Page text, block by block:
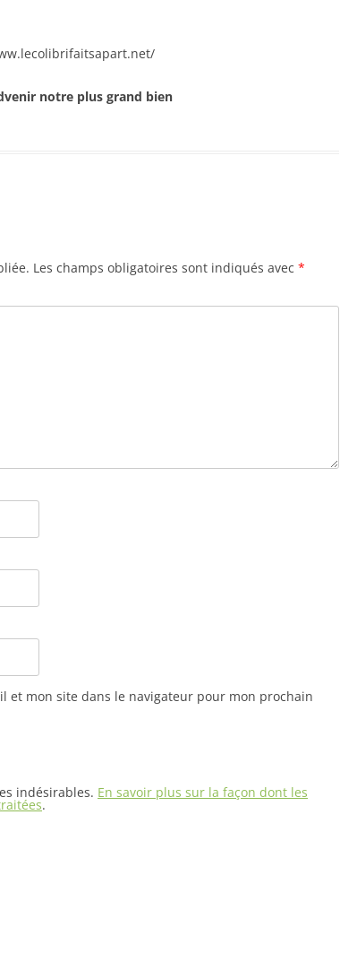
notre plus grand bien
Les champs obligatoires sont indiqués avec *
et mon site dans le navigateur pour mon prochain
indésirables. En savoir plus sur la façon dont les
.